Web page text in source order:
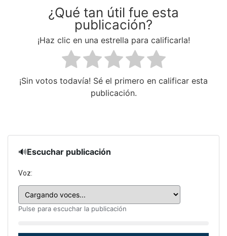
¿Qué tan útil fue esta
publicación?
¡Haz clic en una estrella para calificarla!
¡Sin votos todavía! Sé el primero en calificar esta
publicación.
🔊Escuchar publicación
Voz:
Pulse para escuchar la publicación